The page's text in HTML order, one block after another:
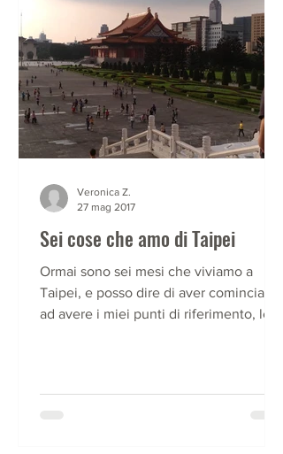
Sei cose che amo di Taipei
Ormai sono sei mesi che viviamo a
Taipei, e posso dire di aver cominciato
ad avere i miei punti di riferimento, le
Veronica Z.
27 mag 2017